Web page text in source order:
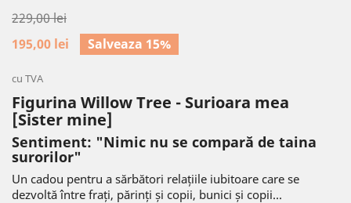
229,00 lei
195,00 lei
Salveaza 15%
cu TVA
Figurina Willow Tree - Surioara mea
[Sister mine]
Sentiment: "Nimic nu se compară de taina
surorilor"
Un cadou pentru a sărbători relațiile iubitoare care se
dezvoltă între frați, părinți și copii, bunici și copii...